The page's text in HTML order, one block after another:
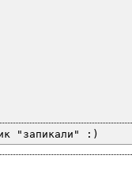
"запикали" :)